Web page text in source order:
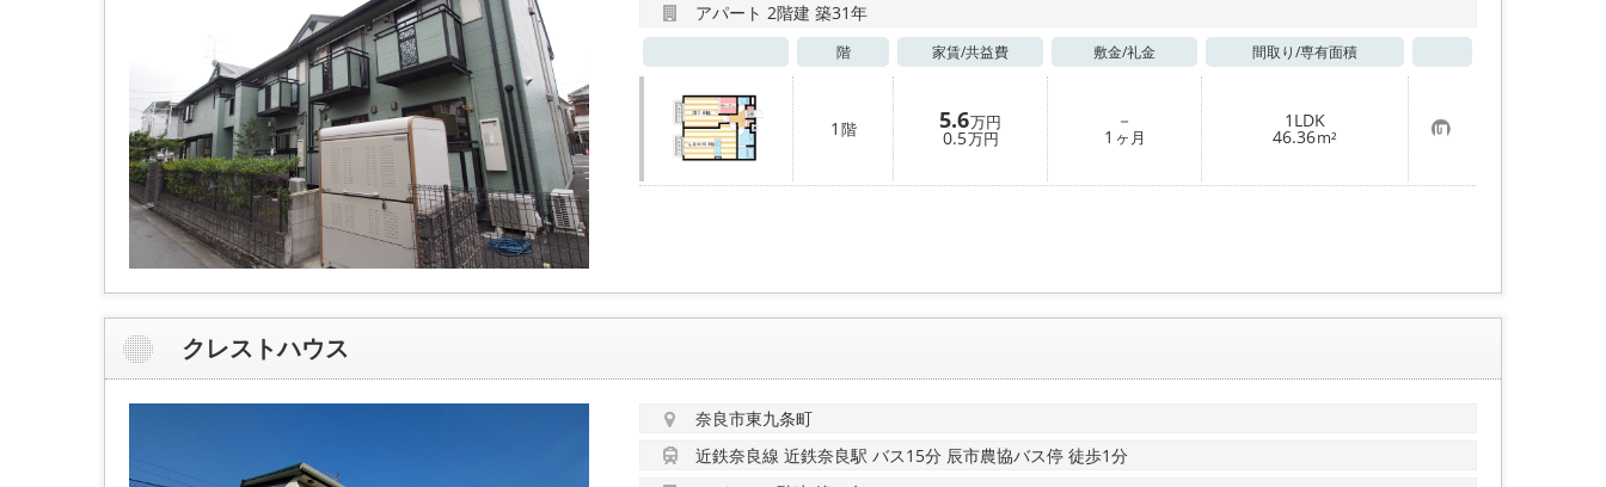
アパート 2階建 築31年
階 家賃/共益費 敷金/礼金 間取り/専有面積
1 階 5.6万円
0.5万円
－
1 ヶ月
1LDK
46.36m² お
気
に
入
クレストハウス
奈良市東九条町
近鉄奈良線 近鉄奈良駅 バス15分 辰市農協バス停 徒歩1分